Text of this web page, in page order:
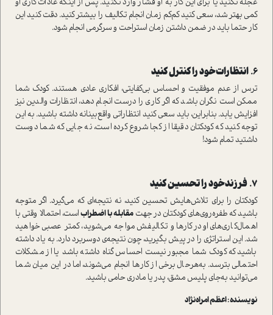
عجله نکنید یا برای این کار به او فشار وارد نکنید. پس از اینکه عادات کاری او
کمی بهتر شد، سعی کنید کم‌کم زمان انجام تکالیف را بیشتر کنید. دقت کنید این
کار حتما باید در ضمن داشتن زمان استراحت و سرگرمی انجام شود.
۶. انتظارات خود را کنترل‌ کنید
ترس از عدم موفقیت و احساس بی‌کفایتی، افکاری عادی هستند. کودک شما
ممکن است نگران باشد که اگر کاری را درست انجام دهد، انتظارات والدین نیز
افزایش یابد. بنابراین، باید سعی کنید انتظاراتی واقع‌بینانه داشته باشید. به این
توجه کنید که کودکتان دقیقا از کجا شروع کرده است، نه جایی که شما دوست
داشتید تمام شود!
۷. فرزند خود را تحسین کنید
کودکتان را برای تلاش‌هایش تحسین کنید، نه نتیجه‌ای که می‌گیرد. اگر متوجه
باشید که طفره‌روی‌های کودکتان در جهت مقابله با اضطراباست، احتمالا وقتی با
اهمال‌کاری‌های او در کارها و تکالیفش مواجه می‌شوید، کمتر عصبی خواهید
شد. این استراتژی را در پیش بگیرید، چون نتیجه‌ی دوسربرد دارد. به یاد داشته
باشید که کودک شما مجبور نیست احساس گناه داشته باشد یا از مشکلات
احتمالی بترسد. به‌هرحال برخی از کارها انجام می‌شوند، اما در این میان شما
می‌توانید به‌جای پلیس مشق، پدر یا مادری حامی باشید.
نویسنده : اعظم امراه‌نژاد